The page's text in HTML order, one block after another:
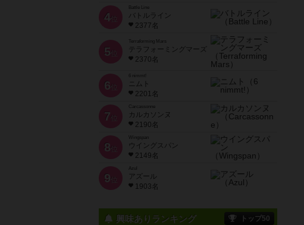
4位
Battle Line
バトルライン
2377名
5 位
Terraforming Mars
テラフォーミングマーズ
2370名
6 位
ニムト
2201名
7 位
Carcassonne
カルカソンヌ
2190名
8 位
Wingspan
ウイングスパン
2149名
9 位
Azul
アズール
1903名
興味ありランキング トップ50